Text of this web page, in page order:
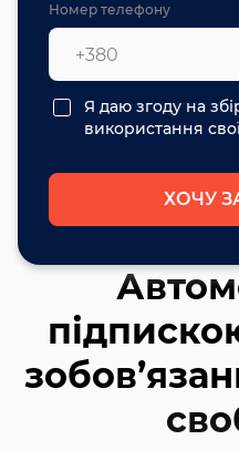
Номер телефону
Я даю згоду на
використання
ХОЧУ